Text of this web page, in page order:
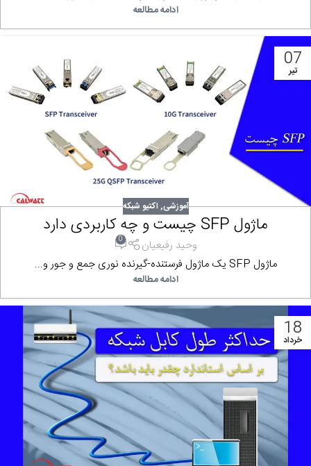
ادامه مطالعه
07
تیر
آموزشی, اکتیو شبکه
ماژول SFP چیست و چه کاربردی دارد
وحید رفیعیان 0
ماژول SFP یک ماژول فرستنده-گیرنده نوری جمع و جور و...
ادامه مطالعه
18
خرداد